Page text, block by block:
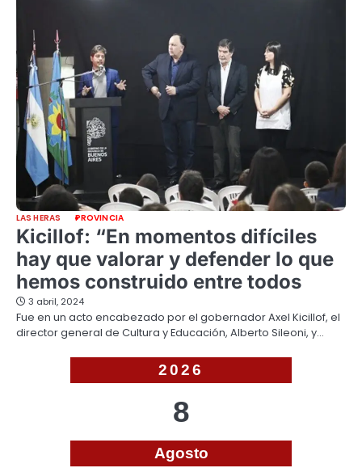
LAS HERAS PROVINCIA
Kicillof: “En momentos difíciles
hay que valorar y defender lo que
hemos construido entre todos
3 abril, 2024
Fue en un acto encabezado por el gobernador Axel Kicillof, el
director general de Cultura y Educación, Alberto Sileoni, y…
2026
8
Agosto